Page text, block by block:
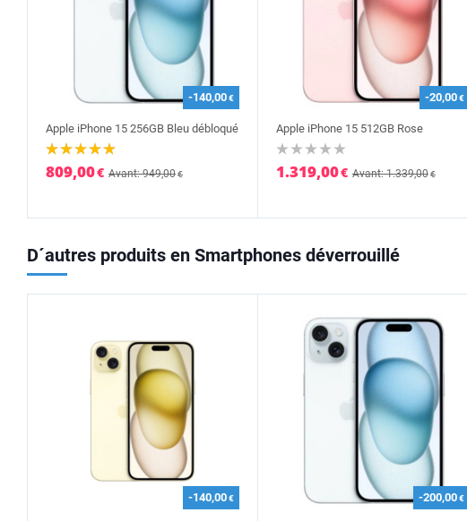
-140,00€
Apple iPhone 15 256GB Bleu débloqué
809,00€ Avant: 949,00€
-20,00€
Apple iPhone 15 512GB Rose
1.319,00€ Avant: 1.339,00€
D´autres produits en Smartphones déverrouillé
-140,00€ -200,00€